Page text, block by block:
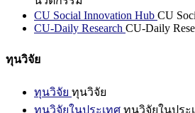
CU Social Innovation Hub CU
CU-Daily Research CU-Daily
ทุนวิจัย
ทุนวิจัย ทุนวิจัย
ทุนวิจัยในประเทศ ทุนวิจัยในประ